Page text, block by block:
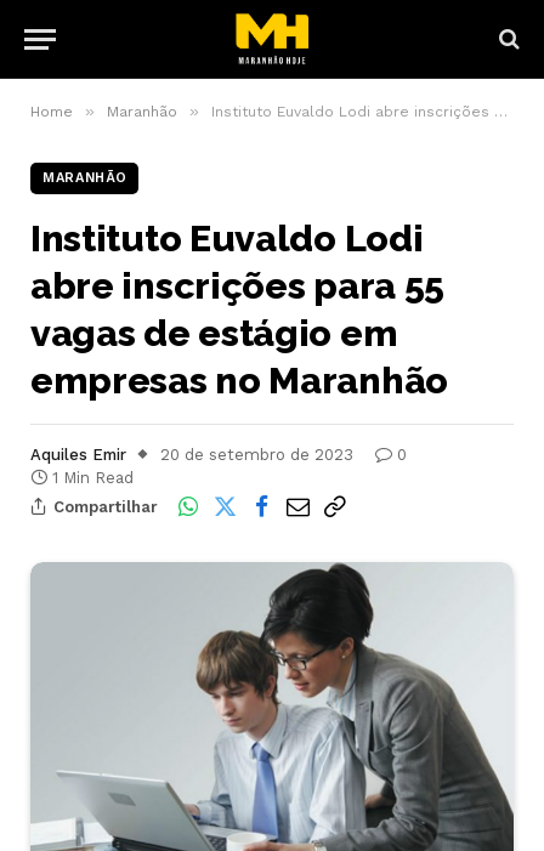
Home » Maranhão » Instituto Euvaldo Lodi abre inscrições para 55 vagas de estágio em empresas no Maranhão
MARANHÃO
Instituto Euvaldo Lodi
abre inscrições para 55
vagas de estágio em
empresas no Maranhão
Aquiles Emir 20 de setembro de 2023
0
1 Min Read
Compartilhar